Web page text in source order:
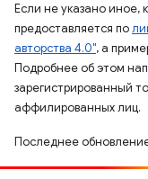
Если не указано иное,
предоставляется по
авторства 4.0", а
Подробнее об этом
зарегистрированный
аффилированных лиц.
Последнее